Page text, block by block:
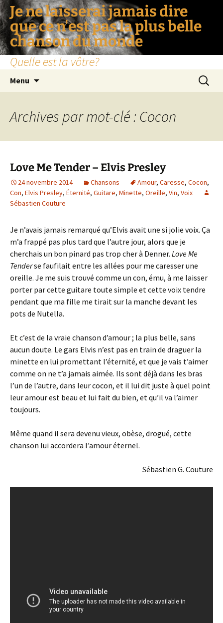
Je ne laisserai jamais dire
que ce n'est pas la plus belle
chanson du monde
Quelle est la vôtre?
Menu
Archives par mot-clé : Cocon
Love Me Tender – Elvis Presley
24 novembre 2014 Chansons Amour, Caresse, Cocon,
Con, Elvis Presley, Éternité, Guitare, Minette, Oreille, Vin, Voix
Sébastien Couture
Je n’avais jamais remarqué qu’Elvis avait une si jolie voix. Ça
m’a frappé pas plus tard que l’autre jour, alors que je
cherchais un bon pinard pas trop cher à Denner. Love Me
Tenderse faufilait entre les allées pour me caresser une
oreille. Je me suis trouvé comme un con, ému, à me laisser
porter par cette guitare toute simple et cette voix tendre
pendant que ma fille me tirait sur la manche devant les
pots de Nutella.
Et c’est de la vraie chanson d’amour ; la plus belle, sans
aucun doute. Le gars Elvis n’est pas en train de draguer la
minette en lui promettant l’éternité, et que je vais t’aimer
comme on ne t’a jamais aimée. Ils sont déjà dans les bras
l’un de l’autre, dans leur cocon, et il lui dit juste à quel point
leur amour est beau et lui fait du bien, et qu’il va l’aimer
toujours.
Même quand il sera devenu vieux, obèse, drogué, cette
chanson lui accordera l’amour éternel.
Sébastien G. Couture